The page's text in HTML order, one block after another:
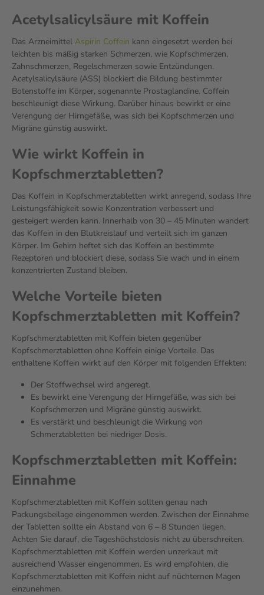
Acetylsalicylsäure mit Koffein
Das Arzneimittel Aspirin Coffein kann eingesetzt werden bei
leichten bis mäßig starken Schmerzen, wie Kopfschmerzen,
Zahnschmerzen, Regelschmerzen sowie Entzündungen.
Acetylsalicylsäure (ASS) blockiert die Bildung bestimmter
Botenstoffe im Körper, sogenannte Prostaglandine. Coffein
beschleunigt diese Wirkung. Darüber hinaus bewirkt er eine
Verengung der Hirngefäße, was sich bei Kopfschmerzen und
Migräne günstig auswirkt.
Wie wirkt Koffein in
Kopfschmerztabletten?
Das Koffein in Kopfschmerztabletten wirkt anregend, sodass Ihre
Leistungsfähigkeit sowie Konzentration verbessert und
gesteigert werden kann. Innerhalb von 30 – 45 Minuten wandert
das Koffein in den Blutkreislauf und verteilt sich im ganzen
Körper. Im Gehirn heftet sich das Koffein an bestimmte
Rezeptoren und blockiert diese, sodass Sie wach und in einem
konzentrierten Zustand bleiben.
Welche Vorteile bieten
Kopfschmerztabletten mit Koffein?
Kopfschmerztabletten mit Koffein bieten gegenüber
Kopfschmerztabletten ohne Koffein einige Vorteile. Das
enthaltene Koffein wirkt auf den Körper mit folgenden Effekten:
Der Stoffwechsel wird angeregt.
Es bewirkt eine Verengung der Hirngefäße, was sich bei
Kopfschmerzen und Migräne günstig auswirkt.
Es verstärkt und beschleunigt die Wirkung von
Schmerztabletten bei niedriger Dosis.
Kopfschmerztabletten mit Koffein:
Einnahme
Kopfschmerztabletten mit Koffein sollten genau nach
Packungsbeilage eingenommen werden. Zwischen der Einnahme
der Tabletten sollte ein Abstand von 6 – 8 Stunden liegen.
Achten Sie darauf, die Tageshöchstdosis nicht zu überschreiten.
Kopfschmerztabletten mit Koffein werden unzerkaut mit
ausreichend Wasser eingenommen. Es wird empfohlen, die
Kopfschmerztabletten mit Koffein nicht auf nüchternen Magen
einzunehmen.